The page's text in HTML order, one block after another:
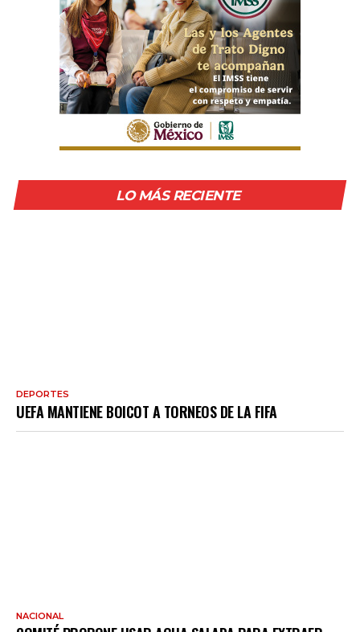
LO MÁS RECIENTE
DEPORTES
UEFA MANTIENE BOICOT A TORNEOS DE LA FIFA
NACIONAL